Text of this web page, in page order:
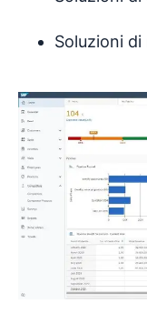
Soluzioni